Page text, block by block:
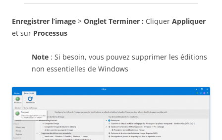
Enregistrer l’image > Onglet Terminer : Cliquer Appliquer
et sur Processus
Note : Si besoin, vous pouvez supprimer les éditions
non essentielles de Windows